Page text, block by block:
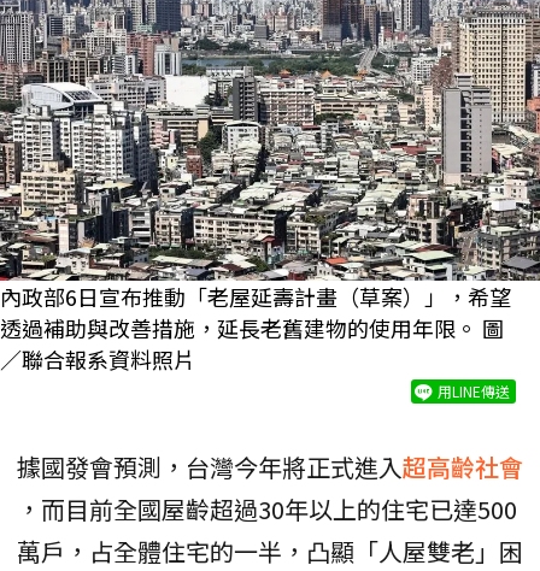
內政部6日宣布推動「老屋延壽計畫（草案）」，希望
透過補助與改善措施，延長老舊建物的使用年限。 圖
／聯合報系資料照片
用LINE傳送
據國發會預測，台灣今年將正式進入超高齡社會
，而目前全國屋齡超過30年以上的住宅已達500
萬戶，占全體住宅的一半，凸顯「人屋雙老」困